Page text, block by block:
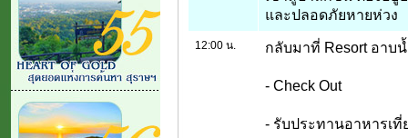
และปลอดภัยหายห่วง
12:00 น. กลับมาที่ Resort อาบ
- Check Out
- รับประทานอาหารเที่